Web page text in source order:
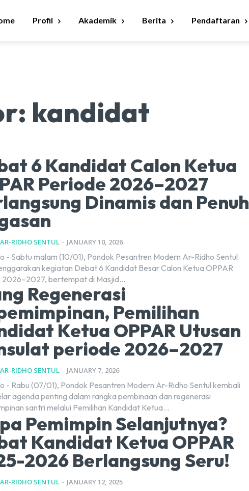
Profil Akademik Berita Pendaftaran
kandidat
6 Kandidat Calon Ketua
Periode 2026–2027
Dinamis dan Penuh
RIDHO SENTUL - JANUARY 10, 2026
- Sabtu malam (10/01), Pondok Pesantren Modern Ar-Ridho Sentul
kegiatan Debat 6 Kandidat Besar Calon Ketua OPPAR
2026–2027, bertempat di Masjid...
Regenerasi
Pemilihan
Ketua OPPAR Utusan
periode 2026–2027
RIDHO SENTUL - JANUARY 7, 2026
- Rabu (07/01), Pondok Pesantren Modern Ar-Ridho Sentul kembali
agenda penting dalam rangka pembinaan dan regenerasi
santri melalui Pemilihan Kandidat Ketua...
Pemimpin Selanjutnya?
Kandidat Ketua OPPAR
2026 Berlangsung Seru!
RIDHO SENTUL - JANUARY 12, 2025